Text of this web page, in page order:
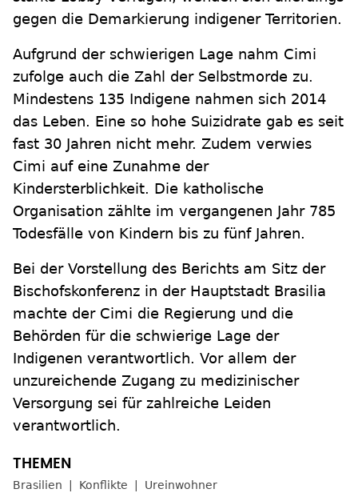
gegen die Demarkierung indigener Territorien.
Aufgrund der schwierigen Lage nahm Cimi
zufolge auch die Zahl der Selbstmorde zu.
Mindestens 135 Indigene nahmen sich 2014
das Leben. Eine so hohe Suizidrate gab es seit
fast 30 Jahren nicht mehr. Zudem verwies
Cimi auf eine Zunahme der
Kindersterblichkeit. Die katholische
Organisation zählte im vergangenen Jahr 785
Todesfälle von Kindern bis zu fünf Jahren.
Bei der Vorstellung des Berichts am Sitz der
Bischofskonferenz in der Hauptstadt Brasilia
machte der Cimi die Regierung und die
Behörden für die schwierige Lage der
Indigenen verantwortlich. Vor allem der
unzureichende Zugang zu medizinischer
Versorgung sei für zahlreiche Leiden
verantwortlich.
Brasilien Konflikte Ureinwohner